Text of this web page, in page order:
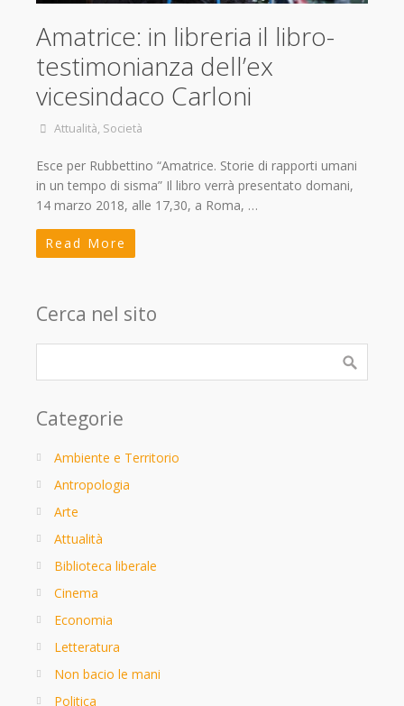
Amatrice: in libreria il libro-
testimonianza dell’ex
vicesindaco Carloni
Attualità, Società
Esce per Rubbettino “Amatrice. Storie di rapporti umani
in un tempo di sisma” Il libro verrà presentato domani,
14 marzo 2018, alle 17,30, a Roma, …
Read More
Cerca nel sito
Categorie
Ambiente e Territorio
Antropologia
Arte
Attualità
Biblioteca liberale
Cinema
Economia
Letteratura
Non bacio le mani
Politica